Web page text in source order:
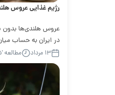
رژیم غذایی عروس
عروس هلندی‌ها بدون
در ایران به حساب
هلندی‌اش سالیان سال
۱۳ مرداد مطالعه '۵